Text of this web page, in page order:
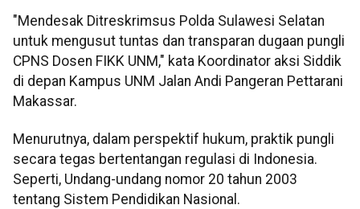
"Mendesak Ditreskrimsus Polda Sulawesi Selatan
untuk mengusut tuntas dan transparan dugaan pungli
CPNS Dosen FIKK UNM," kata Koordinator aksi Siddik
di depan Kampus UNM Jalan Andi Pangeran Pettarani
Makassar.
Menurutnya, dalam perspektif hukum, praktik pungli
secara tegas bertentangan regulasi di Indonesia.
Seperti, Undang-undang nomor 20 tahun 2003
tentang Sistem Pendidikan Nasional.